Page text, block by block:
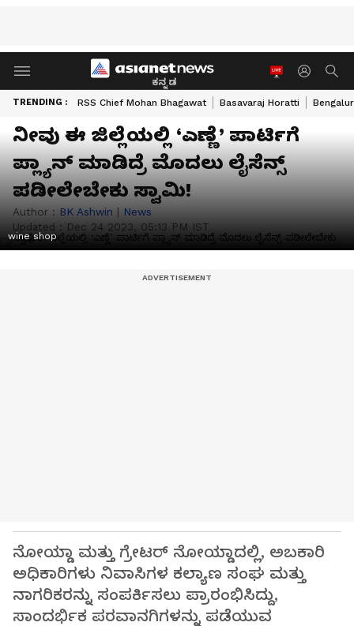
ಕನ್ನಡ
TRENDING : RSS Chief Mohan Bhagawat Basavaraj Horatti
ನೀವು ಈ ಜಿಲ್ಲೆಯಲ್ಲಿ ‘ಎಣ್ಣೆ’ ಪಾರ್ಟಿಗೆ
ಪ್ಲ್ಯಾನ್‌ ಮಾಡಿದ್ರೆ ಮೊದಲು ಲೈಸೆನ್ಸ್‌
ಪಡೀಲೇಬೇಕು ಸ್ವಾಮಿ!
Author : BK Ashwin | News
Updated : Dec 24 2023, 05:13 PM IST
wine shop
ನೋಯ್ಡಾ ಮತ್ತು ಗ್ರೇಟರ್ ನೋಯ್ಡಾದಲ್ಲಿ, ಅಬಕಾರಿ
ಅಧಿಕಾರಿಗಳು ನಿವಾಸಿಗಳ ಕಲ್ಯಾಣ ಸಂಘ ಮತ್ತು
ನಾಗರಿಕರನ್ನು ಸಂಪರ್ಕಿಸಲು ಪ್ರಾರಂಭಿಸಿದ್ದು,
ಸಾಂದರ್ಭಿಕ ಪರವಾನಗಿಗಳನ್ನು ಪಡೆಯುವ